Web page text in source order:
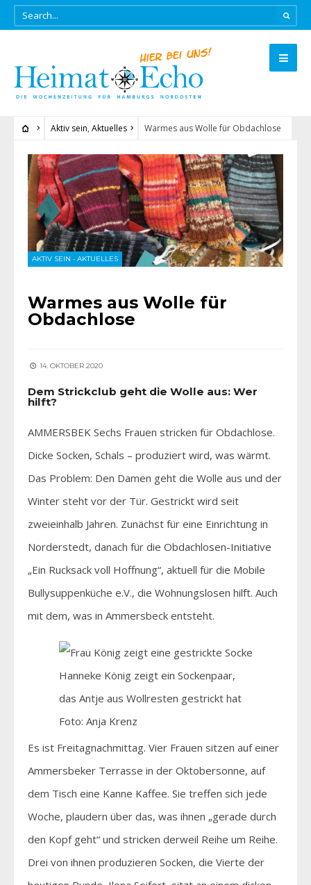
Aktiv sein, Aktuelles Warmes aus Wolle für Obdachlose
AKTIV SEIN • AKTUELLES
Warmes aus Wolle für
Obdachlose
14. OKTOBER 2020
Dem Strickclub geht die Wolle aus: Wer
hilft?
AMMERSBEK Sechs Frauen stricken für Obdachlose.
Dicke Socken, Schals – produziert wird, was wärmt.
Das Problem: Den Damen geht die Wolle aus und der
Winter steht vor der Tür. Gestrickt wird seit
zweieinhalb Jahren. Zunächst für eine Einrichtung in
Norderstedt, danach für die Obdachlosen-Initiative
„Ein Rucksack voll Hoffnung“, aktuell für die Mobile
Bullysuppenküche e.V., die Wohnungslosen hilft. Auch
mit dem, was in Ammersbeck entsteht.
Hanneke König zeigt ein Sockenpaar,
das Antje aus Wollresten gestrickt hat
Foto: Anja Krenz
Es ist Freitagnachmittag. Vier Frauen sitzen auf einer
Ammersbeker Terrasse in der Oktobersonne, auf
dem Tisch eine Kanne Kaffee. Sie treffen sich jede
Woche, plaudern über das, was ihnen „gerade durch
den Kopf geht“ und stricken derweil Reihe um Reihe.
Drei von ihnen produzieren Socken, die Vierte der